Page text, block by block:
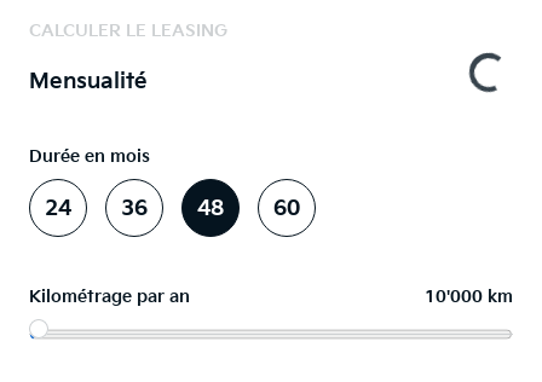
CALCULER LE LEASING
Mensualité
Durée en mois
24 36 48 60
Kilométrage par an 10'000 km